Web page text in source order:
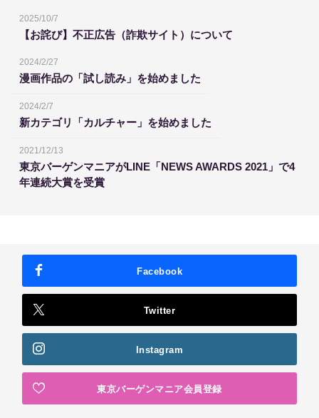
2025/10/7
【お詫び】不正広告（詐欺サイト）について
2024/2/27
漫画作品の「試し読み」を始めました
2024/2/7
新カテゴリ「カルチャー」を始めました
2021/12/13
東京バーゲンマニアがLINE「NEWS AWARDS 2021」で4
年連続大賞を受賞
Facebook
Twitter
Instagram
東京バーゲンマニア会員登録